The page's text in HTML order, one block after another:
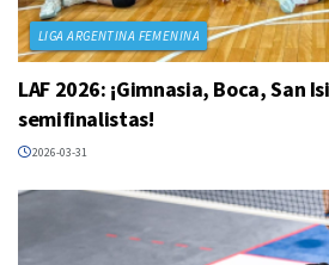
LIGA ARGENTINA FEMENINA
LAF 2026: ¡Gimnasia, Boca, San
semifinalistas!
2026-03-31